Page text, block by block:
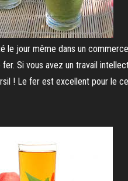
le jour même dans un
Si vous avez un travail
! Le fer est excellent pour le